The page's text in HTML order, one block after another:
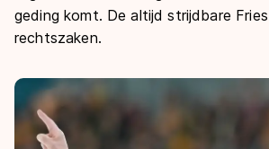
Deze zomer de weg op
Waar kan ik schaatsen en skaten?
Alles voor jou als schaatsfan
Evenementen
Livestreams
Word schaatsfan!
Olympische Spelen
Medaille overzicht
Medaillespiegel
geding komt. De altijd strijdbare
rechtszaken.